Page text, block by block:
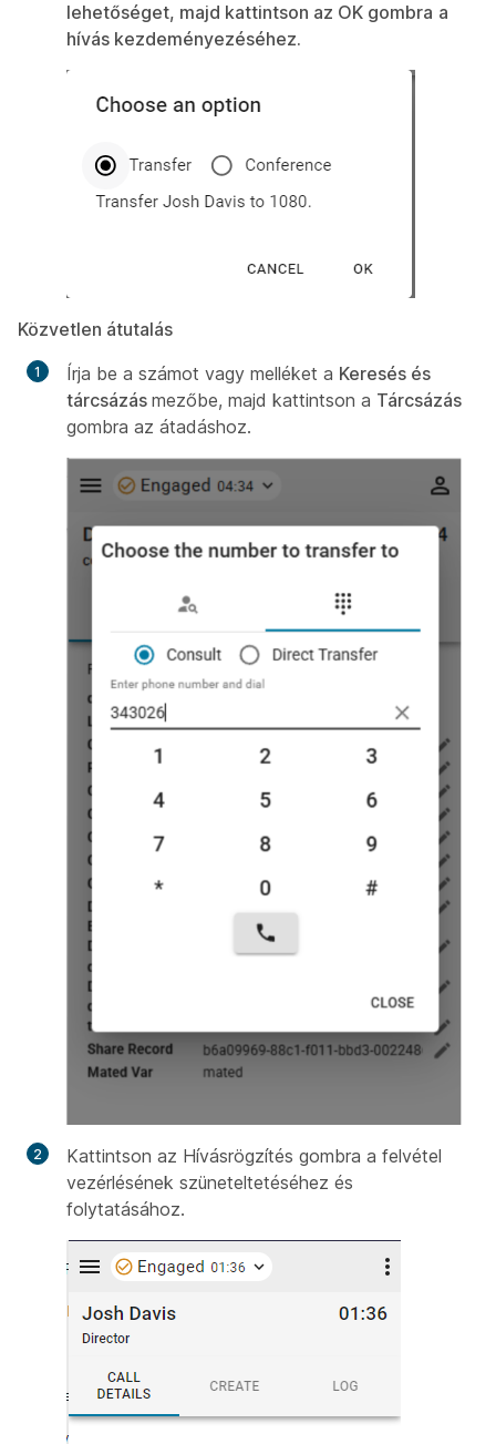
lehetőséget, majd kattintson az OK gombra a
hívás kezdeményezéséhez.
Közvetlen átutalás
Írja be a számot vagy melléket a Keresés és
tárcsázás mezőbe, majd kattintson a Tárcsázás
gombra az átadáshoz.
Kattintson az Hívásrögzítés gombra a felvétel
vezérlésének szüneteltetéséhez és
folytatásához.